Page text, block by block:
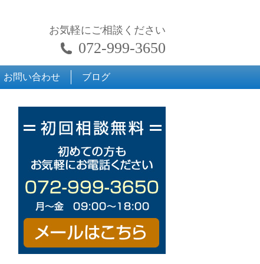
お気軽にご相談ください
072-999-3650
お問い合わせ ブログ